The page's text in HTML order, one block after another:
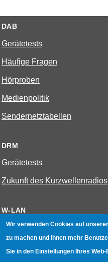
DAB
Gerätetests
Häufige Fragen
Hörproben
Medienpolitik
Sendernetztabellen
DRM
Gerätetests
Zukunft des Kurzwellenradios
W-LAN
Bestenliste
Wir verwenden Cookies auf
zu machen und Ihnen mehr
Sie in den Einstellungen Ihres